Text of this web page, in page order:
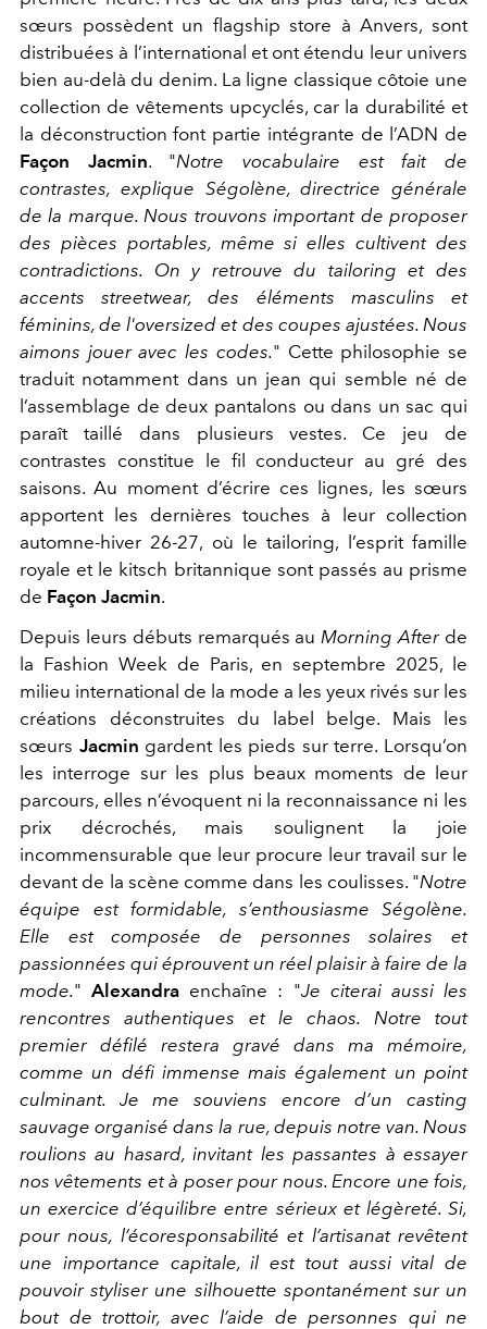
sœurs possèdent un flagship store à Anvers, sont
distribuées à l’international et ont étendu leur univers
bien au-delà du denim. La ligne classique côtoie une
collection de vêtements upcyclés, car la durabilité et
la déconstruction font partie intégrante de l’ADN de
Façon Jacmin. "Notre vocabulaire est fait de
contrastes, explique Ségolène, directrice générale
de la marque. Nous trouvons important de proposer
des pièces portables, même si elles cultivent des
contradictions. On y retrouve du tailoring et des
accents streetwear, des éléments masculins et
féminins, de l'oversized et des coupes ajustées. Nous
aimons jouer avec les codes." Cette philosophie se
traduit notamment dans un jean qui semble né de
l’assemblage de deux pantalons ou dans un sac qui
paraît taillé dans plusieurs vestes. Ce jeu de
contrastes constitue le fil conducteur au gré des
saisons. Au moment d’écrire ces lignes, les sœurs
apportent les dernières touches à leur collection
automne-hiver 26-27, où le tailoring, l’esprit famille
royale et le kitsch britannique sont passés au prisme
de Façon Jacmin.
Depuis leurs débuts remarqués au Morning Afterde
la Fashion Week de Paris, en septembre 2025, le
milieu international de la mode a les yeux rivés sur les
créations déconstruites du label belge. Mais les
sœurs Jacmin gardent les pieds sur terre. Lorsqu’on
les interroge sur les plus beaux moments de leur
parcours, elles n’évoquent ni la reconnaissance ni les
prix décrochés, mais soulignent la joie
incommensurable que leur procure leur travail sur le
devant de la scène comme dans les coulisses. "Notre
équipe est formidable, s’enthousiasme Ségolène.
Elle est composée de personnes solaires et
passionnées qui éprouvent un réel plaisir à faire de la
mode." Alexandra enchaîne : "Je citerai aussi les
rencontres authentiques et le chaos. Notre tout
premier défilé restera gravé dans ma mémoire,
comme un défi immense mais également un point
culminant. Je me souviens encore d’un casting
sauvage organisé dans la rue, depuis notre van. Nous
roulions au hasard, invitant les passantes à essayer
nos vêtements et à poser pour nous. Encore une fois,
un exercice d’équilibre entre sérieux et légèreté. Si,
pour nous, l’écoresponsabilité et l’artisanat revêtent
une importance capitale, il est tout aussi vital de
pouvoir styliser une silhouette spontanément sur un
bout de trottoir, avec l’aide de personnes qui ne